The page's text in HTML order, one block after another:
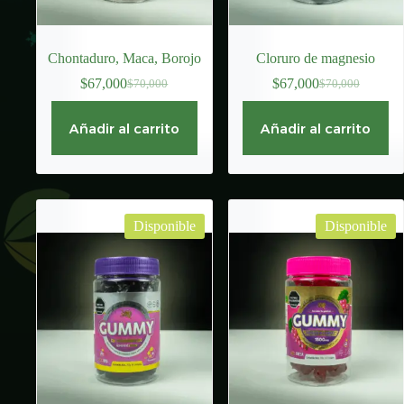
Chontaduro, Maca, Borojo
$70,000
El
original
$70,000.
$67,000El
actual
$67,000.
Añadir al carrito
Cloruro de magnesio
$70,000
El
original
$70,000.
$67,000El
actual
$67,000.
Añadir al carrito
Disponible Disponible